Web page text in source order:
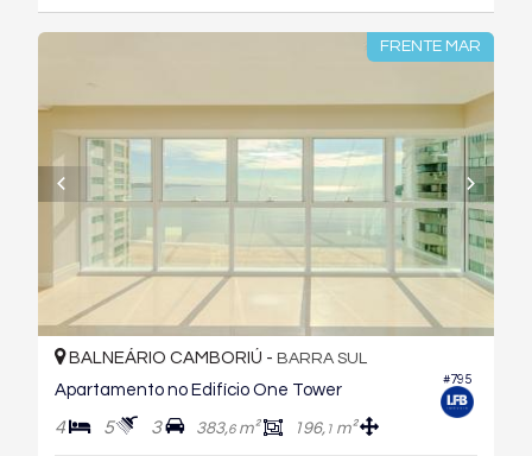
FRENTE MAR
#795
BALNEÁRIO CAMBORIÚ - BARRA SUL
Apartamento no Edifício One Tower
4 5 3 383,6m² 196, 1 m²